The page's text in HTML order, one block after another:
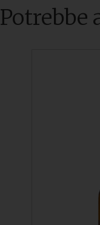
Potrebbe